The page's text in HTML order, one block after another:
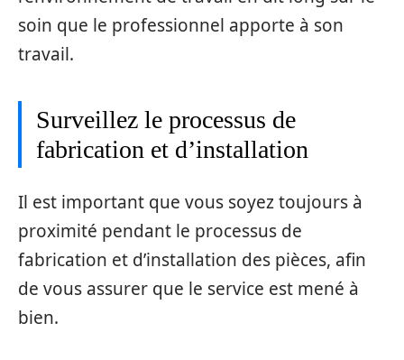
soin que le professionnel apporte à son
travail.
Surveillez le processus de
fabrication et d’installation
Il est important que vous soyez toujours à
proximité pendant le processus de
fabrication et d’installation des pièces, afin
de vous assurer que le service est mené à
bien.